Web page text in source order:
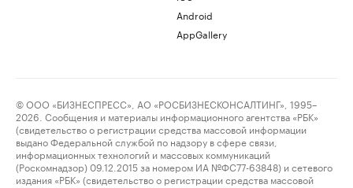
Android
AppGallery
© ООО «БИЗНЕСПРЕСС», АО «РОСБИЗНЕСКОНСАЛТИНГ», 1995–
2026. Сообщения и материалы информационного агентства «РБК»
(свидетельство о регистрации средства массовой информации
выдано Федеральной службой по надзору в сфере связи,
информационных технологий и массовых коммуникаций
(Роскомнадзор) 09.12.2015 за номером ИА №ФС77-63848) и сетевого
издания «РБК» (свидетельство о регистрации средства массовой